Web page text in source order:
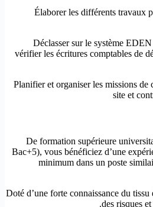
Élaborer les différents travaux
Déclasser sur le système
vérifier les écritures comptables de
Planifier et organiser les missions de
site et
De formation supérieure
Bac+5), vous bénéficiez d’une
minimum dans un poste
Doté d’une forte connaissance du
des risques